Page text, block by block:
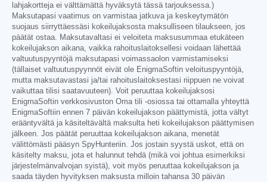
lahjakortteja ei välttämättä hyväksytä tässä tarjouksessa.)
Maksutapasi vaatimus on varmistaa jatkuva ja keskeytymätön
suojaus siirryttäessäsi kokeilujaksosta maksulliseen tilaukseen, jos
päätät ostaa. Maksutavaltasi ei veloiteta maksusummaa etukäteen
kokeilujakson aikana, vaikka rahoituslaitoksellesi voidaan lähettää
valtuutuspyyntöjä maksutapasi voimassaolon varmistamiseksi
(tällaiset valtuutuspyynnöt eivät ole EnigmaSoftin veloituspyyntöjä,
mutta maksutavastasi ja/tai rahoituslaitoksestasi riippuen ne voivat
vaikuttaa tilisi saatavuuteen). Voit peruuttaa kokeilujaksosi
EnigmaSoftin verkkosivuston Oma tili -osiossa tai ottamalla yhteyttä
EnigmaSoftiin ennen 7 päivän kokeilujakson päättymistä, jotta vältyt
erääntyvältä ja käsiteltävältä maksulta heti kokeilujakson päättymisen
jälkeen. Jos päätät peruuttaa kokeilujakson aikana, menetät
välittömästi pääsyn SpyHunteriin. Jos jostain syystä uskot, että on
käsitelty maksu, jota et halunnut tehdä (mikä voi johtua esimerkiksi
järjestelmänvalvojan syistä), voit myös peruuttaa kokeilujakson ja
saada täyden hyvityksen maksusta milloin tahansa 30 päivän